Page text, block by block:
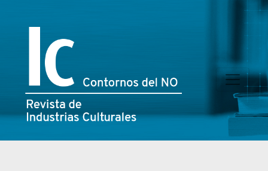
¿Una especie de industria fabril?